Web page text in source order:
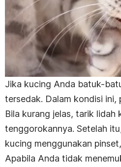
Jika kucing Anda batuk-
tersedak. Dalam kondisi ini,
Bila kurang jelas, tarik
tenggorokannya. Setelah
kucing menggunakan
Apabila Anda tidak